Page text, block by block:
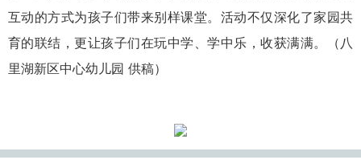
互动的方式为孩子们带来别样课堂。活动不仅深化了家园共
育的联结，更让孩子们在玩中学、学中乐，收获满满。（八
里湖新区中心幼儿园 供稿）